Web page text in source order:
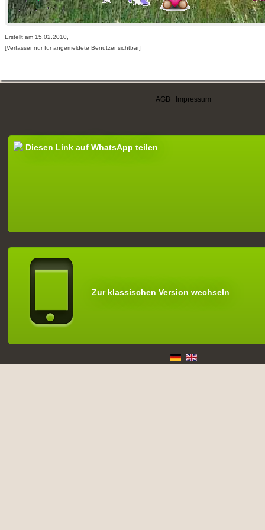
Erstellt am 15.02.2010,
[Verfasser nur für angemeldete Benutzer sichtbar]
AGB Impressum
Diesen Link auf WhatsApp teilen
Zur klassischen Version wechseln